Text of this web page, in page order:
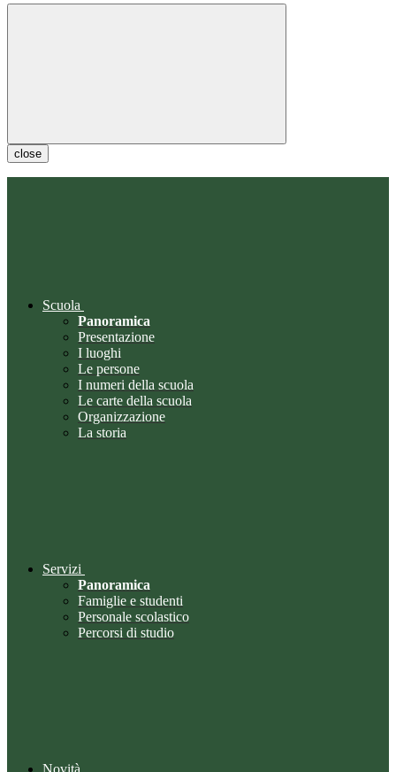
close
Scuola
Panoramica
Presentazione
I luoghi
Le persone
I numeri della scuola
Le carte della scuola
Organizzazione
La storia
Servizi
Panoramica
Famiglie e studenti
Personale scolastico
Percorsi di studio